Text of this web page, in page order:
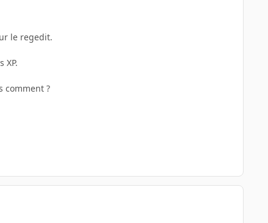
le regedit.
XP.
comment ?